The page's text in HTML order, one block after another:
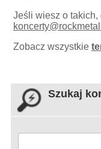
Jeśli wiesz o
koncerty@
Zobacz wszystkie
Szukaj